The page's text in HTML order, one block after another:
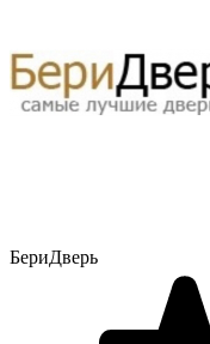
БериДверь